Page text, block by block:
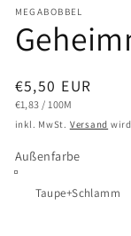
MEGABOBBEL
Normaler
Preis
€5,50 EUR
GRUNDPREIS
€1,83 / PRO
100M
inkl. MwSt. Versand
Außenfarbe